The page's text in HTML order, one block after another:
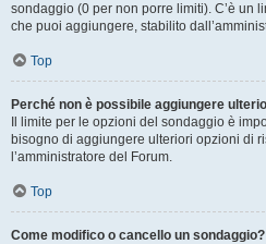
sondaggio (0 per non porre limiti). C’è un
che puoi aggiungere, stabilito
Top
Perché non è possibile aggiungere
Il limite per le opzioni del sondaggio è
bisogno di aggiungere ulteriori opzioni di
l’amministratore del Forum.
Top
Come modifico o cancello un sondaggio?